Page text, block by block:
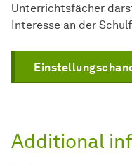
Unterrichtsfächer
Interesse an der
Additional